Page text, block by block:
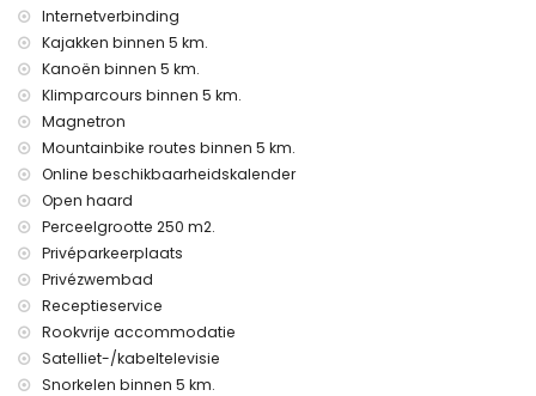
stofzuiger en strijkijzer en strijkplank
bedlinnen en handdoeken
receptiedienst en 24-uurs noodservice
luchtverwarming en airconditioning
Faciliteiten en diensten tegen extra kosten
extra bed en kinderbedjes (op aanvraag)
Entertainment en vrijetijdsbesteding voor uw vakantie in
Jávea, Costa Blanca
bioscoop, discotheek, bar en promenade (Paseo del
Arenal) (binnen 5 kilometer van het huis)
Bezienswaardigheden en cultuur in Jávea, Costa Blanca
museum (Histórico de Jávea, Jávea), kerk (Virgen de Loreto,
Puerto, Jávea), ruïne (Molinos de Viento, Jávea), monument
Internetverbinding
Kajakken binnen 5 km.
Kanoën binnen 5 km.
Klimparcours binnen 5 km.
Magnetron
Mountainbike routes binnen 5 km.
Online beschikbaarheidskalender
Open haard
Perceelgrootte 250 m2.
Privéparkeerplaats
Privézwembad
Receptieservice
Rookvrije accommodatie
Satelliet-/kabeltelevisie
Snorkelen binnen 5 km.